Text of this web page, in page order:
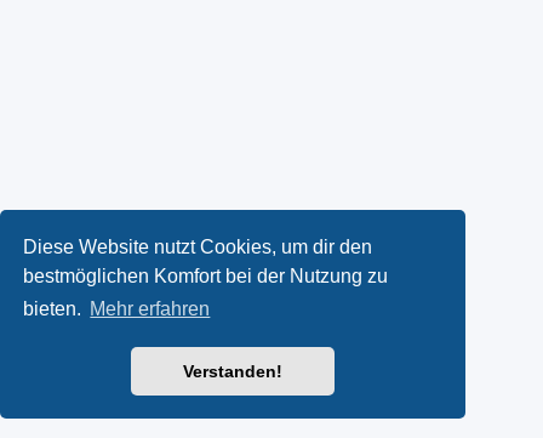
Diese Website nutzt Cookies, um dir den
bestmöglichen Komfort bei der Nutzung zu
bieten. Mehr erfahren
Verstanden!